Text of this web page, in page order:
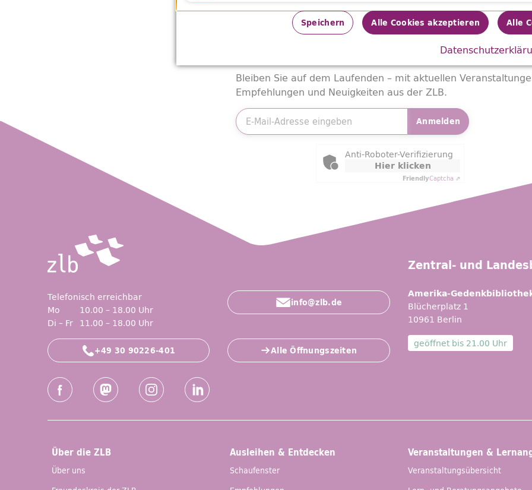
Ausleihen
Bleiben Sie auf dem Laufenden – mit aktuellen
Empfehlungen und Neuigkeiten aus der ZLB.
Anmelden
Friendly Captcha
Anti-Roboter-Verifizierung
Hier klicken
FriendlyCaptcha ⇗
Zentral- und
Telefonisch erreichbar
Mo
10.00 – 18.00 Uhr
Di – Fr 11.00 – 18.00 Uhr
info@zlb.de
+49 30 90226-401 Alle Öffnungszeiten
Social-Media Kanäle der ZLB
Amerika-
Blücherplatz 1
10961 Berlin
geöffnet bis 21.00 Uhr
Über die ZLB
Über uns
Ausleihen & Entdecken
Schaufenster
Veranstaltungen &
Veranstaltungsübersicht
Darstellung von YouTube- / Vimeo-Videos
Speichern Alle Cookies akzeptieren Alle